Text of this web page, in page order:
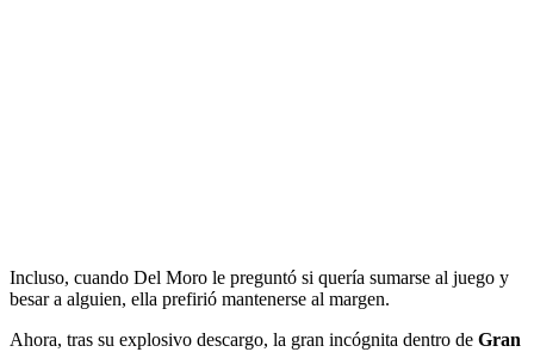
Incluso, cuando Del Moro le preguntó si quería sumarse al juego y
besar a alguien, ella prefirió mantenerse al margen.
Ahora, tras su explosivo descargo, la gran incógnita dentro de Gran